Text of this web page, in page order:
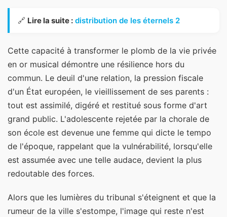
🔗 Lire la suite : distribution de les éternels 2
Cette capacité à transformer le plomb de la vie privée
en or musical démontre une résilience hors du
commun. Le deuil d'une relation, la pression fiscale
d'un État européen, le vieillissement de ses parents :
tout est assimilé, digéré et restitué sous forme d'art
grand public. L'adolescente rejetée par la chorale de
son école est devenue une femme qui dicte le tempo
de l'époque, rappelant que la vulnérabilité, lorsqu'elle
est assumée avec une telle audace, devient la plus
redoutable des forces.
Alors que les lumières du tribunal s'éteignent et que la
rumeur de la ville s'estompe, l'image qui reste n'est